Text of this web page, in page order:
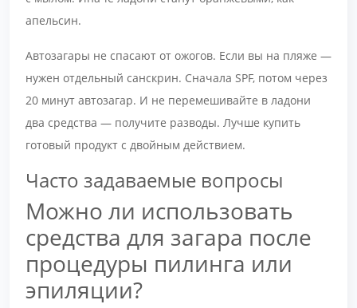
апельсин.
Автозагары не спасают от ожогов. Если вы на пляже —
нужен отдельный санскрин. Сначала SPF, потом через
20 минут автозагар. И не перемешивайте в ладони
два средства — получите разводы. Лучше купить
готовый продукт с двойным действием.
Часто задаваемые вопросы
Можно ли использовать
средства для загара после
процедуры пилинга или
эпиляции?